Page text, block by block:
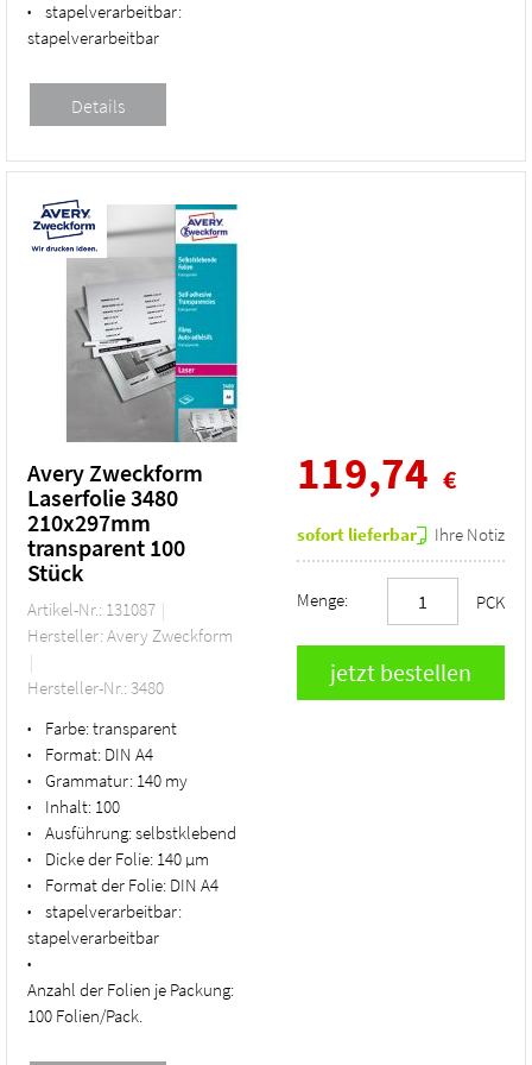
•
stapelverarbeitbar:
stapelverarbeitbar
Avery Zweckform
Laserfolie 3480
210x297mm
transparent 100
Stück
Artikel-Nr.: 131087
Hersteller: Avery Zweckform
Hersteller-Nr.: 3480
• Farbe:transparent
• Format: DIN A4
• Grammatur: 140 my
• Inhalt: 100
• Ausführung:selbstklebend
• Dicke der Folie: 140 µm
• Format der Folie: DIN A4
•
stapelverarbeitbar:
stapelverarbeitbar
•
Anzahl der Folien je Packung:
100 Folien/Pack.
119,74 €
sofort lieferbar Ihre Notiz
Menge: PCK